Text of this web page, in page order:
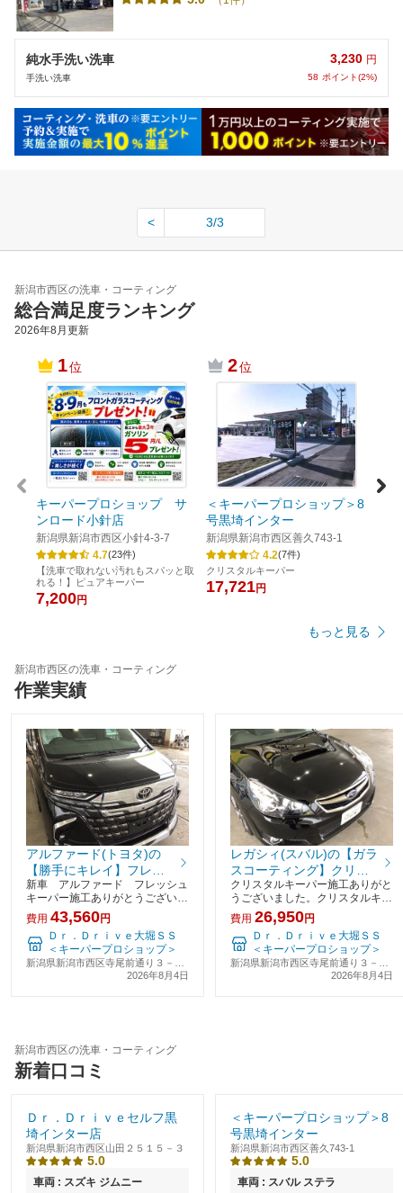
純水手洗い洗車
手洗い洗車
3,230 円
58 ポイント(2%)
< 3/3
新潟市西区の洗車・コーティング
総合満足度ランキング
2026年8月更新
1位
キーパープロショップ サ
ンロード小針店
新潟県新潟市西区小針4-3-7
4.7(23件)
【洗車で取れない汚れもスパッと取
れる！】ピュアキーパー
7,200円
2位
＜キーパープロショップ＞8
号黒埼インター
新潟県新潟市西区善久743-1
4.2(7件)
クリスタルキーパー
17,721円
もっと見る
新潟市西区の洗車・コーティング
作業実績
アルファード(トヨタ)の
【勝手にキレイ】フレッ
シュキーパー
新車 アルファード フレッシュ
キーパー施工ありがとうございま
した。雨が降るたび、勝手にキレ
イ！！フレッシュキーパー！！ノ
ーメンテナンスで１～２年間持
続。「フレッシュキーパーをした
その日から、この生活が
費用 43,560円
Ｄｒ．Ｄｒｉｖｅ大堀ＳＳ
＜キーパープロショップ＞
新潟県新潟市西区寺尾前通り３－３
2026年8月4日
レガシィ(スバル)の【ガラ
スコーティング】クリス
タルキーパー
クリスタルキーパー施工ありがと
うございました。クリスタルキー
パーはノーメンテナンスで１年持
続。①キレイで目立ってステキに
なる②汚れが落ちやすくなってラ
クになる③水はじきが良くなって
キレイが続く④クルマ
費用 26,950円
Ｄｒ．Ｄｒｉｖｅ大堀ＳＳ
＜キーパープロショップ＞
新潟県新潟市西区寺尾前通り３－３
2026年8月4日
新潟市西区の洗車・コーティング
新着口コミ
Ｄｒ．Ｄｒｉｖｅセルフ黒
埼インター店
新潟県新潟市西区山田２５１５－３
5.0
車両 : スズキ ジムニー
＜キーパープロショップ＞8
号黒埼インター
新潟県新潟市西区善久743-1
5.0
車両 : スバル ステラ